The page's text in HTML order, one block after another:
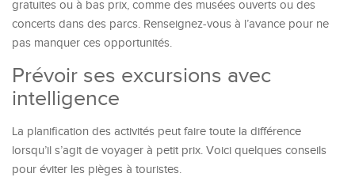
gratuites ou à bas prix, comme des musées ouverts ou des
concerts dans des parcs. Renseignez-vous à l’avance pour ne
pas manquer ces opportunités.
Prévoir ses excursions avec
intelligence
La planification des activités peut faire toute la différence
lorsqu’il s’agit de voyager à petit prix. Voici quelques conseils
pour éviter les pièges à touristes.